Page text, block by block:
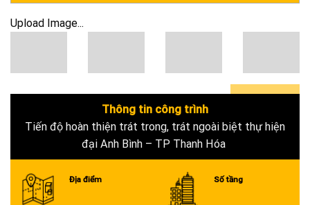
Upload Image...
0+
Thông tin công trình
Tiến độ hoàn thiện trát trong, trát ngoài biệt thự hiện
đại Anh Bình – TP Thanh Hóa
Địa điểm Số tầng